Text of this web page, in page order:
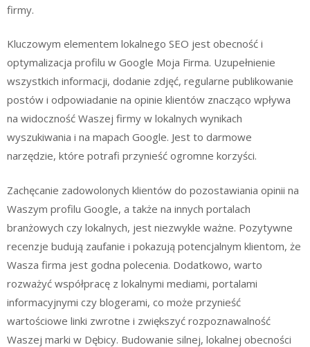
firmy.
Kluczowym elementem lokalnego SEO jest obecność i
optymalizacja profilu w Google Moja Firma. Uzupełnienie
wszystkich informacji, dodanie zdjęć, regularne publikowanie
postów i odpowiadanie na opinie klientów znacząco wpływa
na widoczność Waszej firmy w lokalnych wynikach
wyszukiwania i na mapach Google. Jest to darmowe
narzędzie, które potrafi przynieść ogromne korzyści.
Zachęcanie zadowolonych klientów do pozostawiania opinii na
Waszym profilu Google, a także na innych portalach
branżowych czy lokalnych, jest niezwykle ważne. Pozytywne
recenzje budują zaufanie i pokazują potencjalnym klientom, że
Wasza firma jest godna polecenia. Dodatkowo, warto
rozważyć współpracę z lokalnymi mediami, portalami
informacyjnymi czy blogerami, co może przynieść
wartościowe linki zwrotne i zwiększyć rozpoznawalność
Waszej marki w Dębicy. Budowanie silnej, lokalnej obecności